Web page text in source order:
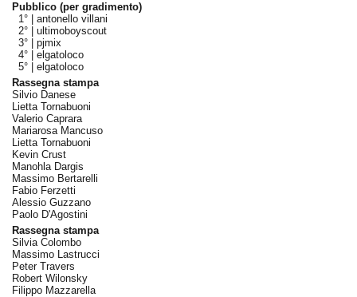
Pubblico (per gradimento)
1° | antonello villani
2° | ultimoboyscout
3° | pjmix
4° | elgatoloco
5° | elgatoloco
Rassegna stampa
Silvio Danese
Lietta Tornabuoni
Valerio Caprara
Mariarosa Mancuso
Lietta Tornabuoni
Kevin Crust
Manohla Dargis
Massimo Bertarelli
Fabio Ferzetti
Alessio Guzzano
Paolo D'Agostini
Rassegna stampa
Silvia Colombo
Massimo Lastrucci
Peter Travers
Robert Wilonsky
Filippo Mazzarella